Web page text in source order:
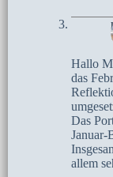
Hallo
das
Das
Januar-
allem